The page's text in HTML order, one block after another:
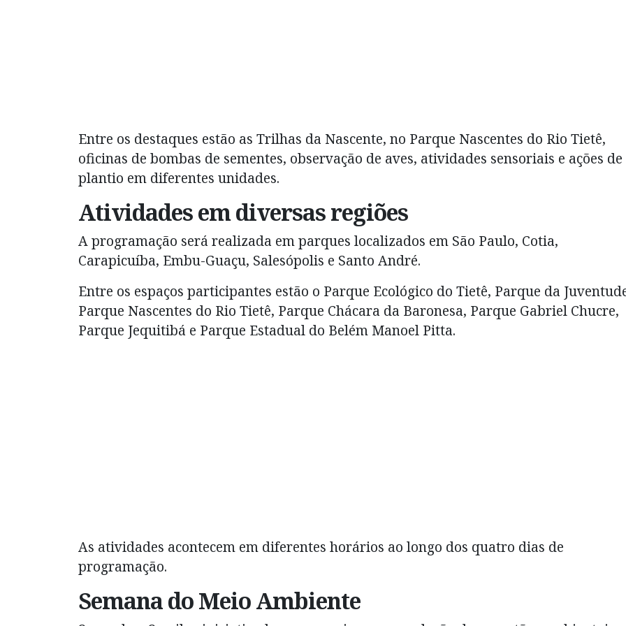
Entre os destaques estão as Trilhas da Nascente, no Parque Nascentes do Rio Tietê,
oficinas de bombas de sementes, observação de aves, atividades sensoriais e ações de
plantio em diferentes unidades.
Atividades em diversas regiões
A programação será realizada em parques localizados em São Paulo, Cotia,
Carapicuíba, Embu-Guaçu, Salesópolis e Santo André.
Entre os espaços participantes estão o Parque Ecológico do Tietê, Parque da
Parque Nascentes do Rio Tietê, Parque Chácara da Baronesa, Parque Gabriel Chucre,
Parque Jequitibá e Parque Estadual do Belém Manoel Pitta.
As atividades acontecem em diferentes horários ao longo dos quatro dias de
programação.
Semana do Meio Ambiente